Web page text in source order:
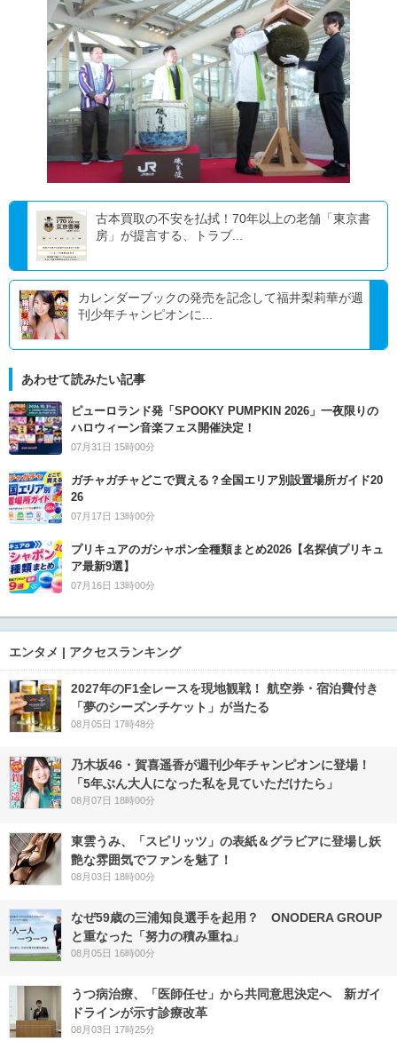
古本買取の不安を払拭！70年以上の老舗「東京書
房」が提言する、トラブ...
カレンダーブックの発売を記念して福井梨莉華が週
刊少年チャンピオンに...
あわせて読みたい記事
ピューロランド発「SPOOKY PUMPKIN 2026」一夜限りの
ハロウィーン音楽フェス開催決定！
07月31日 15時00分
ガチャガチャどこで買える？全国エリア別設置場所ガイド20
26
07月17日 13時00分
プリキュアのガシャポン全種類まとめ2026【名探偵プリキュ
ア最新9選】
07月16日 13時00分
エンタメ | アクセスランキング
2027年のF1全レースを現地観戦！ 航空券・宿泊費付き
「夢のシーズンチケット」が当たる
08月05日 17時48分
乃木坂46・賀喜遥香が週刊少年チャンピオンに登場！
「5年ぶん大人になった私を見ていただけたら」
08月07日 18時00分
東雲うみ、「スピリッツ」の表紙＆グラビアに登場し妖
艶な雰囲気でファンを魅了！
08月03日 18時00分
なぜ59歳の三浦知良選手を起用？ ONODERA GROUP
と重なった「努力の積み重ね」
08月05日 16時00分
うつ病治療、「医師任せ」から共同意思決定へ 新ガイ
ドラインが示す診療改革
08月03日 17時25分